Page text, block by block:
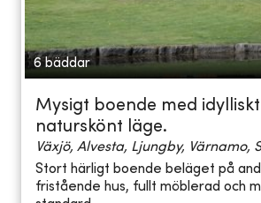
6 bäddar
Mysigt boende med
naturskönt läge.
Växjö, Alvesta, Ljungby, Värnamo,
Stort härligt boende beläget på
fristående hus, fullt möblerad och